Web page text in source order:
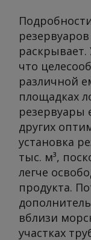
что
различной
площадках
резервуары
других
установка
тыс. м³,
легче
продукта.
вблизи
участках